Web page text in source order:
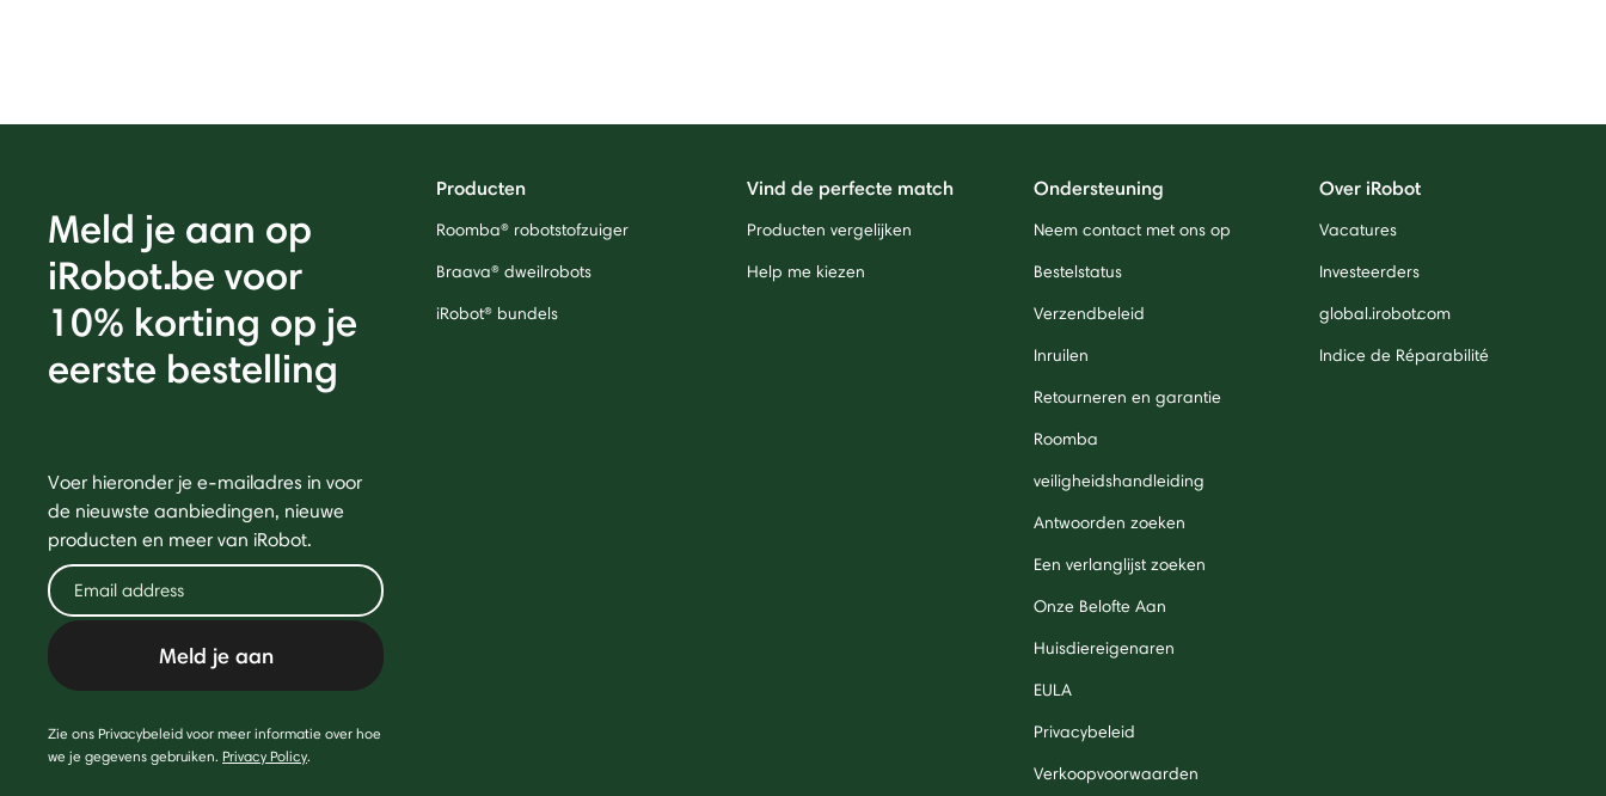
Meld je aan op
iRobot.be voor
10% korting op je
eerste bestelling
Voer hieronder je e-mailadres in voor
de nieuwste aanbiedingen, nieuwe
producten en meer van iRobot.
Meld je aan
Zie ons Privacybeleid voor meer informatie over hoe
we je gegevens gebruiken. Privacy Policy.
Producten
Roomba® robotstofzuiger
Braava® dweilrobots
iRobot® bundels
Vind de perfecte match
Producten vergelijken
Help me kiezen
Ondersteuning
Neem contact met ons op
Bestelstatus
Verzendbeleid
Inruilen
Retourneren en garantie
Roomba
veiligheidshandleiding
Antwoorden zoeken
Een verlanglijst zoeken
Onze Belofte Aan
Huisdiereigenaren
EULA
Privacybeleid
Verkoopvoorwaarden
Over iRobot
Vacatures
Investeerders
global.irobot.com
Indice de Réparabilité